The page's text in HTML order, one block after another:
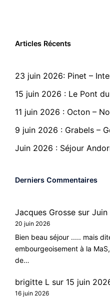
Articles Récents
23 juin 2026: Pinet –
15 juin 2026 : Le Pont
11 juin 2026 : Octon –
9 juin 2026 : Grabels –
Juin 2026 : Séjour
Derniers Commentaires
Jacques Grosse sur Juin
20 juin 2026
Bien beau séjour ..... mais
embourgeoisement à la
de…
brigitte L sur 15 juin
16 juin 2026